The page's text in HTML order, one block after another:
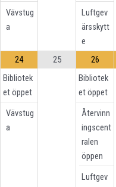
Vävstug
a
Luftgev
ärsskytt
e
24
Bibliotek
et öppet
Vävstug
a
25
26
Bibliotek
et öppet
Återvinn
ingscent
ralen
öppen
Luftgev